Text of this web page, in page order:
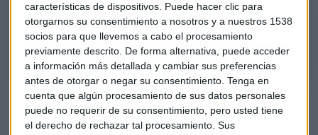
características de dispositivos. Puede hacer clic para
otorgarnos su consentimiento a nosotros y a nuestros 1538
socios para que llevemos a cabo el procesamiento
previamente descrito. De forma alternativa, puede acceder
a información más detallada y cambiar sus preferencias
antes de otorgar o negar su consentimiento. Tenga en
cuenta que algún procesamiento de sus datos personales
puede no requerir de su consentimiento, pero usted tiene
el derecho de rechazar tal procesamiento. Sus
Mar Barrero selecciona los mejores fondos de inversión en agua y en
personas mayores
La directora de análisis de Arquia Profim Banca Privada ha
realizado también una selección defondos de inversión